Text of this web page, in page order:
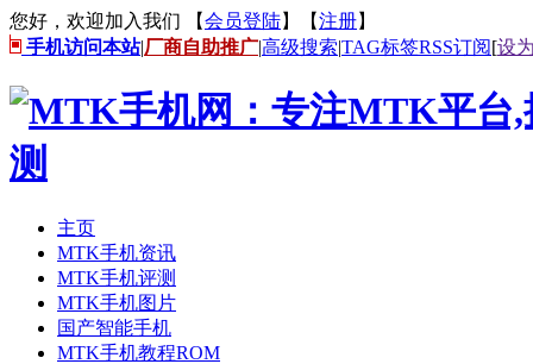
您好，欢迎加入我们 【会员登陆】【注册】
手机访问本站|厂商自助推广|高级搜索|TAG标签RSS订阅[设
主页
MTK手机资讯
MTK手机评测
MTK手机图片
国产智能手机
MTK手机教程ROM